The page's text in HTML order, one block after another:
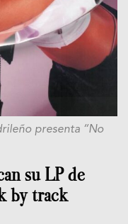
presenta “No
su LP de
by track